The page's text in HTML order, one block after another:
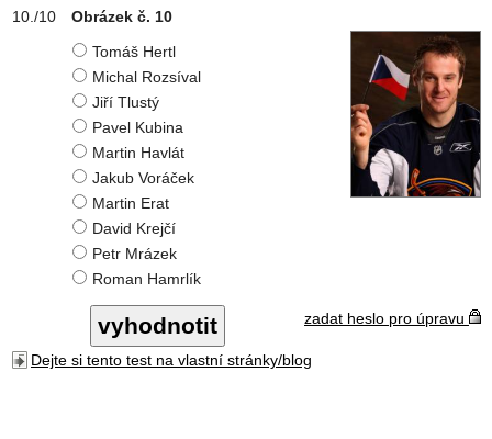
Obrázek č. 10
Tomáš Hertl
Michal Rozsíval
Jiří Tlustý
Pavel Kubina
Martin Havlát
Jakub Voráček
Martin Erat
David Krejčí
Petr Mrázek
Roman Hamrlík
zadat heslo pro úpravu
Dejte si tento test na vlastní stránky/blog